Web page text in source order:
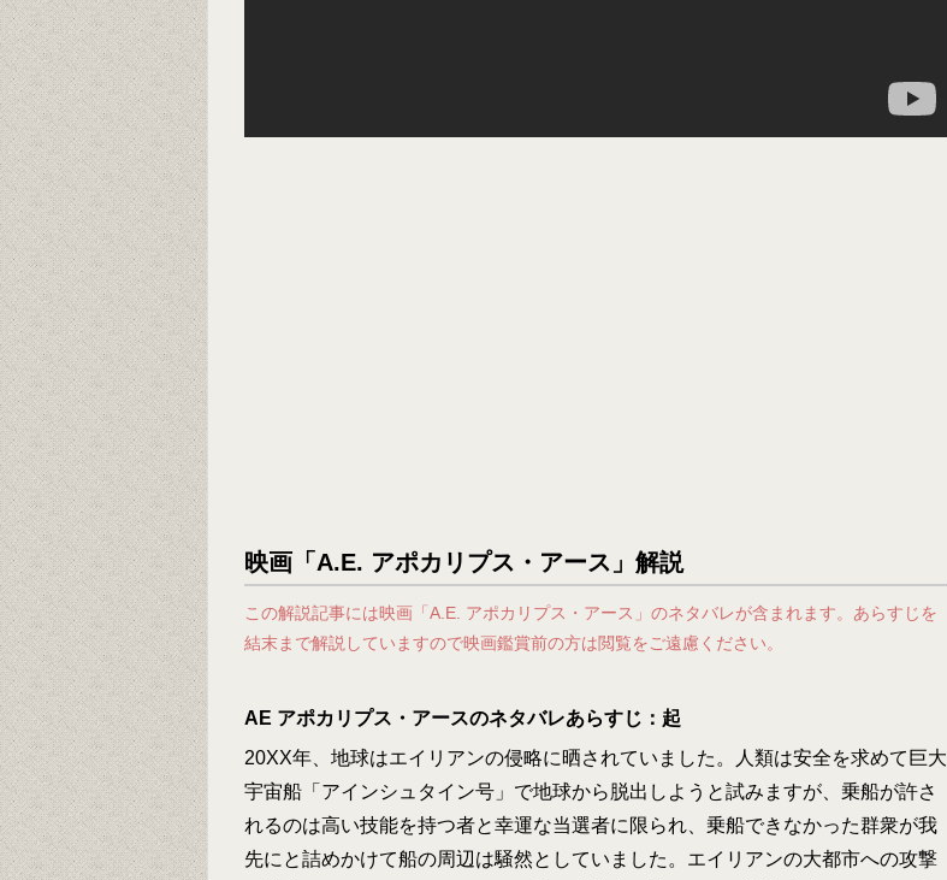
映画「A.E. アポカリプス・アース」解説
この解説記事には映画「A.E. アポカリプス・アース」のネタバレが含まれます。あらすじを
結末まで解説していますので映画鑑賞前の方は閲覧をご遠慮ください。
AE アポカリプス・アースのネタバレあらすじ：起
20XX年、地球はエイリアンの侵略に晒されていました。人類は安全を求めて巨大
宇宙船「アインシュタイン号」で地球から脱出しようと試みますが、乗船が許さ
れるのは高い技能を持つ者と幸運な当選者に限られ、乗船できなかった群衆が我
先にと詰めかけて船の周辺は騒然としていました。エイリアンの大都市への攻撃